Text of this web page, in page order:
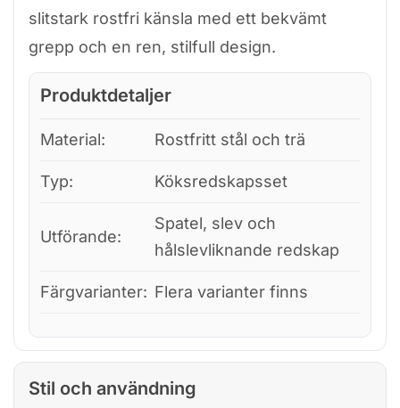
slitstark rostfri känsla med ett bekvämt
grepp och en ren, stilfull design.
Produktdetaljer
Material: Rostfritt stål och trä
Typ: Köksredskapsset
Utförande:
Spatel, slev och
hålslevliknande redskap
Färgvarianter: Flera varianter finns
Stil och användning